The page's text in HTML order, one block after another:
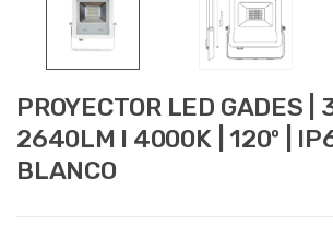
PROYECTOR LED GADES |
2640LM l 4000K | 120º |
BLANCO